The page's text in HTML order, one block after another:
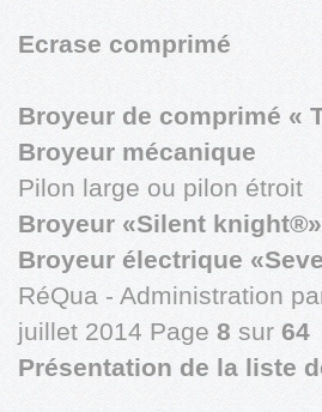
Ecrase comprimé
Broyeur de comprimé «
Broyeur mécanique
Pilon large ou pilon étroit
Broyeur «Silent knight®»
Broyeur électrique
RéQua - Administration
juillet 2014 Page 8 sur 64
Présentation de la liste